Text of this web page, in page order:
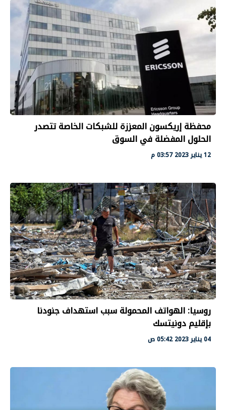
محفظة إريكسون المعززة للشبكات الخاصة تتصدر
الحلول المفضلة في السوق
12 يناير 2023 03:57 م
روسيا: الهواتف المحمولة سبب استهداف جنودنا
بإقليم دونيتسك
04 يناير 2023 05:42 ص